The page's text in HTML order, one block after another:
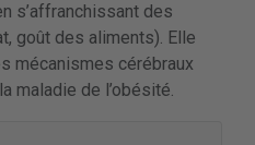
s’affranchissant des
goût des aliments). Elle
mécanismes cérébraux
maladie de l’obésité.